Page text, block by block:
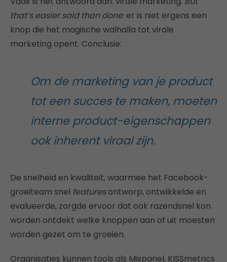
that’s easier said than done: er is niet ergens een
knop die het magische walhalla tot virale
marketing opent. Conclusie:
Om de marketing van je product
tot een succes te maken, moeten
interne product-eigenschappen
ook inherent viraal zijn.
De snelheid en kwaliteit, waarmee het Facebook-
groeiteam snel featuresontworp, ontwikkelde en
evalueerde, zorgde ervoor dat ook razendsnel kon
worden ontdekt welke knoppen aan of uit moesten
worden gezet om te groeien.
Organisaties kunnen tools als Mixpanel, KISSmetrics